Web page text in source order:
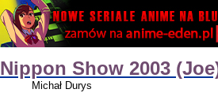
Show 2003
Michał Durys